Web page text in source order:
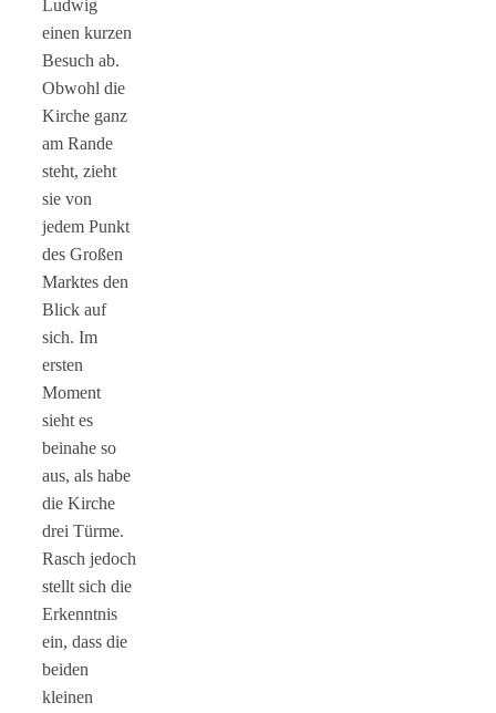
Ludwig
einen kurzen
Besuch ab.
Obwohl die
Kirche ganz
am Rande
steht, zieht
sie von
jedem Punkt
des Großen
Marktes den
Blick auf
sich. Im
ersten
Moment
sieht es
beinahe so
aus, als habe
die Kirche
drei Türme.
Rasch jedoch
stellt sich die
Erkenntnis
ein, dass die
beiden
kleinen